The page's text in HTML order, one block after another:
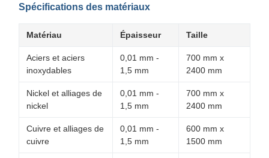
Spécifications des matériaux
Matériau Épaisseur Taille
Aciers et aciers
inoxydables
0,01 mm -
1,5 mm
700 mm x
2400 mm
Nickel et alliages de
nickel
0,01 mm -
1,5 mm
700 mm x
2400 mm
Cuivre et alliages de
cuivre
0,01 mm -
1,5 mm
600 mm x
1500 mm